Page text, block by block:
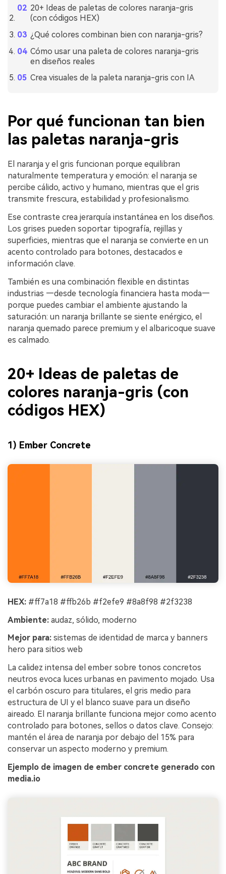
20+ Ideas de paletas de colores naranja-gris
(con códigos HEX)
¿Qué colores combinan bien con naranja-gris?
Cómo usar una paleta de colores naranja-gris
en diseños reales
Crea visuales de la paleta naranja-gris con IA
Por qué funcionan tan bien
las paletas naranja-gris
El naranja y el gris funcionan porque equilibran
naturalmente temperatura y emoción: el naranja se
percibe cálido, activo y humano, mientras que el gris
transmite frescura, estabilidad y profesionalismo.
Ese contraste crea jerarquía instantánea en los diseños.
Los grises pueden soportar tipografía, rejillas y
superficies, mientras que el naranja se convierte en un
acento controlado para botones, destacados e
información clave.
También es una combinación flexible en distintas
industrias —desde tecnología financiera hasta moda—
porque puedes cambiar el ambiente ajustando la
saturación: un naranja brillante se siente enérgico, el
naranja quemado parece premium y el albaricoque suave
es calmado.
20+ Ideas de paletas de
colores naranja-gris (con
códigos HEX)
1) Ember Concrete
HEX: #ff7a18 #ffb26b #f2efe9 #8a8f98 #2f3238
Ambiente: audaz, sólido, moderno
Mejor para: sistemas de identidad de marca y banners
hero para sitios web
La calidez intensa del ember sobre tonos concretos
neutros evoca luces urbanas en pavimento mojado. Usa
el carbón oscuro para titulares, el gris medio para
estructura de UI y el blanco suave para un diseño
aireado. El naranja brillante funciona mejor como acento
controlado para botones, sellos o datos clave. Consejo:
mantén el área de naranja por debajo del 15% para
conservar un aspecto moderno y premium.
Ejemplo de imagen de ember concrete generado con
media.io